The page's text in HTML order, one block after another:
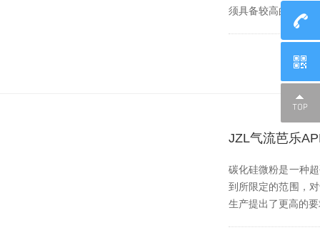
须具备较高的气流压
JZL气流芭乐
碳化硅微粉是一种超
到所限定的范围，
生产提出了更高的要求